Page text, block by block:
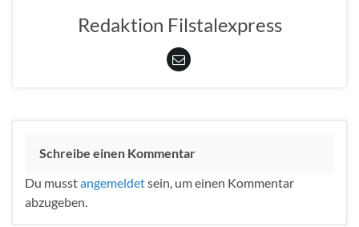
Redaktion Filstalexpress
Schreibe einen Kommentar
Du musstangemeldetsein, um einen Kommentar
abzugeben.